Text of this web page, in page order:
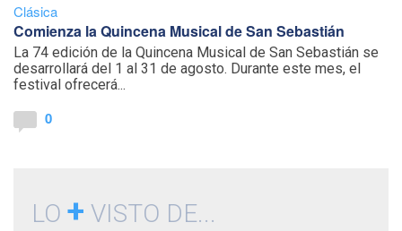
Clásica
Comienza la Quincena Musical de San Sebastián
La 74 edición de la Quincena Musical de San Sebastián se
desarrollará del 1 al 31 de agosto. Durante este mes, el
festival ofrecerá...
0
LO + VISTO DE...